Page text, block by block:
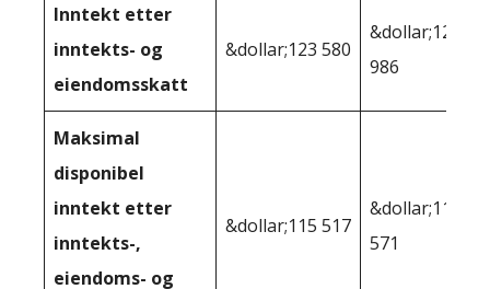
Inntekt etter
inntekts- og
eiendomsskatt
&dollar;123 580
&dollar;122
986
Maksimal
disponibel
inntekt etter
inntekts-,
eiendoms- og
&dollar;115 517
&dollar;113
571